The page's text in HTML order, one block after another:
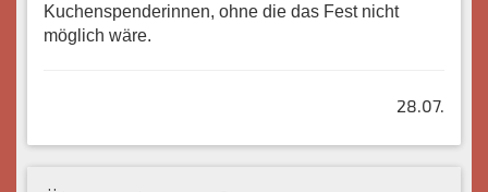
Kuchenspenderinnen, ohne die das Fest nicht
möglich wäre.
28.07.